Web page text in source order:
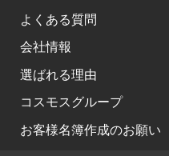
よくある質問
会社情報
選ばれる理由
コスモスグループ
お客様名簿作成のお願い